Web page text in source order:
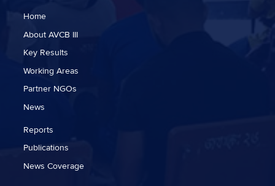
Home
About AVCB III
Key Results
Working Areas
Partner NGOs
News
Reports
Publications
News Coverage